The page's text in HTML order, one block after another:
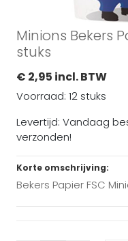
Minions Bekers
stuks
€ 2,95 incl. BTW
Voorraad: 12 stuks
Levertijd: Vandaag
verzonden!
Korte omschrijving:
Bekers Papier FSC